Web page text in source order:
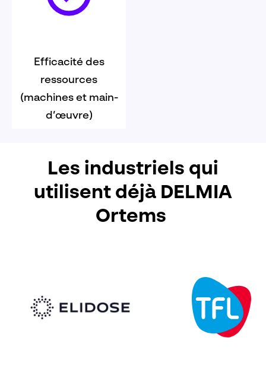
Efficacité des
ressources
(machines et main-
d’œuvre)
Les industriels qui
utilisent déjà DELMIA
Ortems